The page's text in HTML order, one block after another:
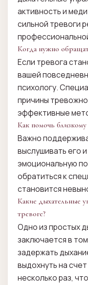
активность и
сильной тревоги
Когда нужно
Если тревога
вашей
психологу.
причины
эффективные
Как помочь близкому
Важно
выслушивать его
эмоциональную
обратиться к
становится
Какие дыхательные
тревоге?
Одно из простых
заключается в
задержать
выдохнуть на
несколько раз,